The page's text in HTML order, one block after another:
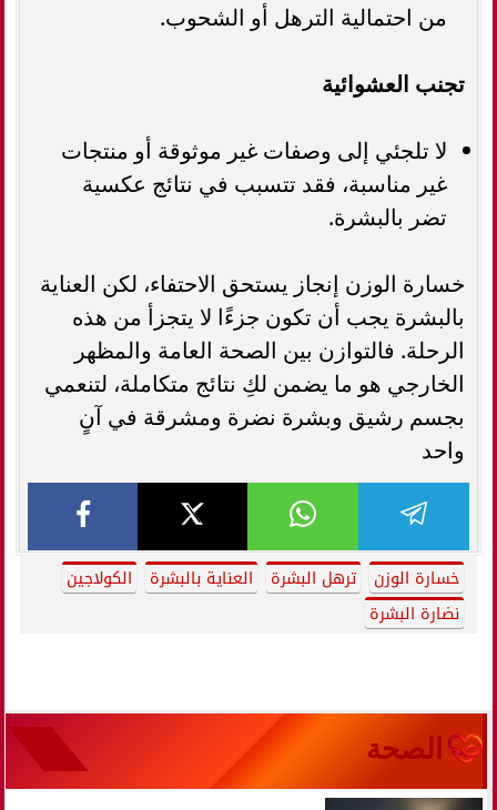
من احتمالية الترهل أو الشحوب.
تجنب العشوائية
لا تلجئي إلى وصفات غير موثوقة أو منتجات
غير مناسبة، فقد تتسبب في نتائج عكسية
تضر بالبشرة.
خسارة الوزن إنجاز يستحق الاحتفاء، لكن العناية
بالبشرة يجب أن تكون جزءًا لا يتجزأ من هذه
الرحلة. فالتوازن بين الصحة العامة والمظهر
الخارجي هو ما يضمن لكِ نتائج متكاملة، لتنعمي
بجسم رشيق وبشرة نضرة ومشرقة في آنٍ
واحد
خسارة الوزن ترهل البشرة العناية بالبشرة
الكولاجين
نضارة البشرة
الصحة